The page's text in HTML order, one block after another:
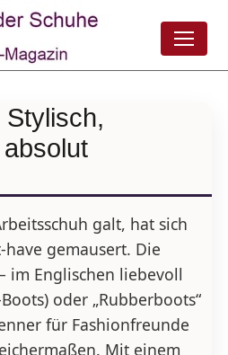
galt, hat sich
gemausert. Die
im Englischen liebevoll
oder „Rubberboots“
für Fashionfreunde
Mit einem